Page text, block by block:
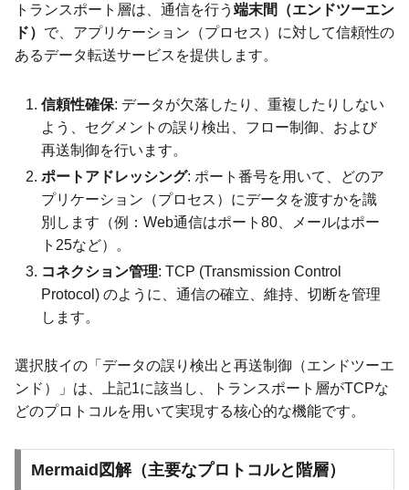
トランスポート層は、通信を行う 端末間（エンドツーエン
ド） で、アプリケーション（プロセス）に対して信頼性の
あるデータ転送サービスを提供します。
信頼性確保: データが欠落したり、重複したりしない
よう、セグメントの誤り検出、フロー制御、および
再送制御を行います。
ポートアドレッシング: ポート番号を用いて、どのア
プリケーション（プロセス）にデータを渡すかを識
別します（例：Web通信はポート80、メールはポー
ト25など）。
コネクション管理: TCP (Transmission Control
Protocol) のように、通信の確立、維持、切断を管理
します。
選択肢イの「データの誤り検出と再送制御（エンドツーエ
ンド）」は、上記1に該当し、トランスポート層がTCPな
どのプロトコルを用いて実現する核心的な機能です。
Mermaid図解（主要なプロトコルと階層）